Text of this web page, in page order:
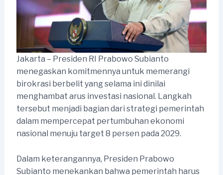
Jakarta – Presiden RI Prabowo Subianto
menegaskan komitmennya untuk memerangi
birokrasi berbelit yang selama ini dinilai
menghambat arus investasi nasional. Langkah
tersebut menjadi bagian dari strategi pemerintah
dalam mempercepat pertumbuhan ekonomi
nasional menuju target 8 persen pada 2029.
Dalam keterangannya, Presiden Prabowo
Subianto menekankan bahwa pemerintah harus